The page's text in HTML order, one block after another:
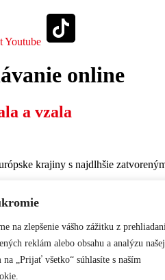
na zlepšenie vášho zážitku z
reklám alebo obsahu a analýzu našej
„Prijať všetko“ súhlasíte s naším
Youtube
online
a vzala
krajiny s najdlhšie
online
chýbal na online hodine, začala